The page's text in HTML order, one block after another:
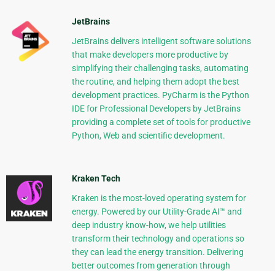
JetBrains
JetBrains delivers intelligent software solutions
that make developers more productive by
simplifying their challenging tasks, automating
the routine, and helping them adopt the best
development practices. PyCharm is the Python
IDE for Professional Developers by JetBrains
providing a complete set of tools for productive
Python, Web and scientific development.
Kraken Tech
Kraken is the most-loved operating system for
energy. Powered by our Utility-Grade AI™ and
deep industry know-how, we help utilities
transform their technology and operations so
they can lead the energy transition. Delivering
better outcomes from generation through